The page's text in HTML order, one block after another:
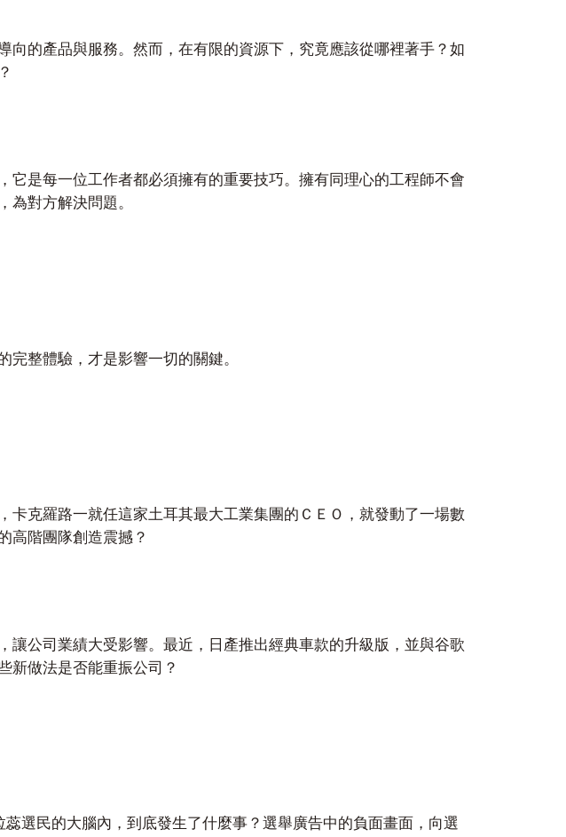
向的產品與服務。然而，在有限的資源下，究竟應該從哪裡著手？如
它是每一位工作者都必須擁有的重要技巧。擁有同理心的工程師不會
為對方解決問題。
完整體驗，才是影響一切的關鍵。
卡克羅路一就任這家土耳其最大工業集團的ＣＥＯ，就發動了一場數
高階團隊創造震撼？
讓公司業績大受影響。最近，日產推出經典車款的升級版，並與谷歌
新做法是否能重振公司？
選民的大腦內，到底發生了什麼事？選舉廣告中的負面畫面，向選